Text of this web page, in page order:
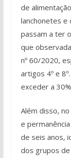
de
lanchonetes e
passam a ter
que
nº 60/2020,
artigos 4º e
exceder a
Além disso,
e
de seis anos,
dos grupos